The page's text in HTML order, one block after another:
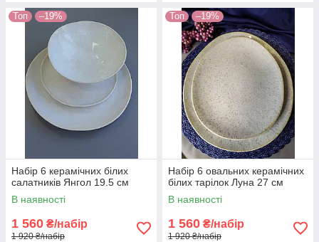
Топ –19%
Набір 6 керамічних білих
салатників Янгол 19.5 см
В наявності
1 560 ₴/набір
1 920 ₴/набір
Топ –19%
Набір 6 овальних керамічних
білих тарілок Луна 27 см
В наявності
1 560 ₴/набір
1 920 ₴/набір